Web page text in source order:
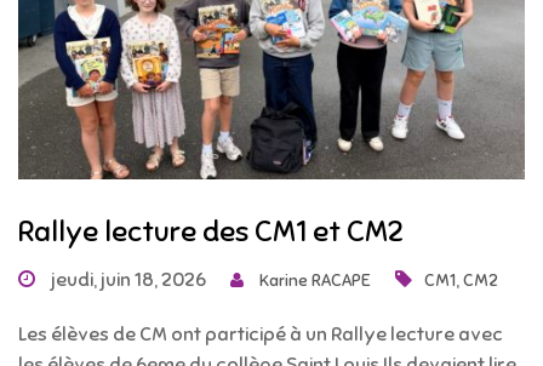
Rallye lecture des CM1 et CM2
jeudi, juin 18, 2026 Karine RACAPE CM1,CM2
Les élèves de CM ont participé à un Rallye lecture avec